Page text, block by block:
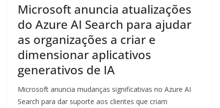
Microsoft anuncia atualizações
do Azure AI Search para ajudar
as organizações a criar e
dimensionar aplicativos
generativos de IA
Microsoft anuncia mudanças significativas no Azure AI
Search para dar suporte aos clientes que criam